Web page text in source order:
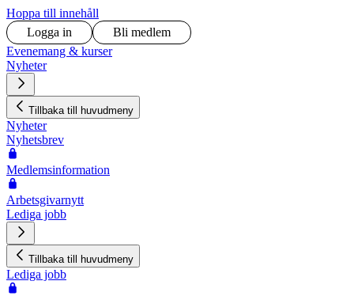
Hoppa till innehåll
Logga in
Bli medlem
Evenemang & kurser
Nyheter
Tillbaka till huvudmeny
Nyheter
Nyhetsbrev
Medlemsinformation
Arbetsgivarnytt
Lediga jobb
Tillbaka till huvudmeny
Lediga jobb